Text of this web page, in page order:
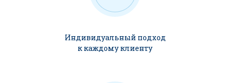
Индивидуальный подход
к каждому клиенту